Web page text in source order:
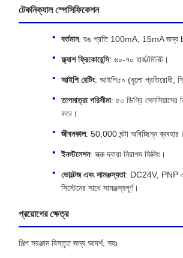
টেকনিক্যাল স্পেসিফিকেশন
বর্তমান: রঙ প্রতি 100mA, 15mA জন্য
ফ্ল্যাশ ফ্রিকোয়েন্সি: ৬০-৭০ হার্জ/মিনিট।
আইপি রেটিং: আইপি৫০ (ধুলো প্রতিরোধী,
তাপমাত্রা পরিসীমা: ৫০ ডিগ্রি সেলসিয়াসের
করে।
জীবনকাল: 50,000 ঘন্টা অবিচ্ছিন্ন ব্যবহার।
ইনস্টলেশন: স্ক্রু দ্বারা নিরাপদ ফিক্সিং।
ভোল্টেজ এবং সামঞ্জস্যতা: DC24V, PNP
সিস্টেমের সাথে সামঞ্জস্যপূর্ণ।
প্রয়োগের ক্ষেত্র
শিল্প সরঞ্জাম বিস্তৃত জন্য আদর্শ, সহঃ